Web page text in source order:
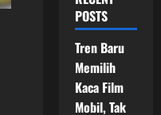
POSTS
Tren Baru
Memilih
Kaca Film
Mobil, Tak